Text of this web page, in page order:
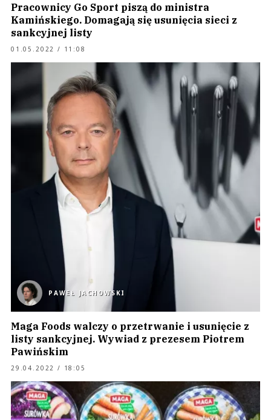
Pracownicy Go Sport piszą do ministra
Kamińskiego. Domagają się usunięcia sieci z
sankcyjnej listy
01.05.2022 / 11:08
PAWEŁ JACHOWSKI
Maga Foods walczy o przetrwanie i usunięcie z
listy sankcyjnej. Wywiad z prezesem Piotrem
Pawińskim
29.04.2022 / 18:05